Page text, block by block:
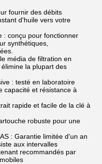
fournir des débits
d'huile vers votre
: conçu pour fonctionner
synthétiques,
média de filtration en
la plupart des
: testé en laboratoire
capacité et résistance à
rapide et facile de la clé à
robuste pour une
: Garantie limitée d'un an
aux intervalles
recommandés par